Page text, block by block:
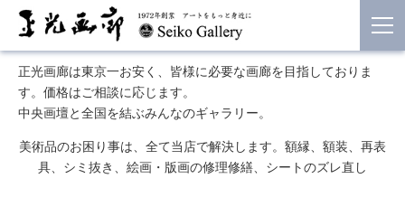
正光画廊は東京一お安く、皆様に必要な画廊を目指しておりま
す。価格はご相談に応じます。
中央画壇と全国を結ぶみんなのギャラリー。
美術品のお困り事は、全て当店で解決します。額縁、額装、再表
具、シミ抜き、絵画・版画の修理修繕、シートのズレ直し